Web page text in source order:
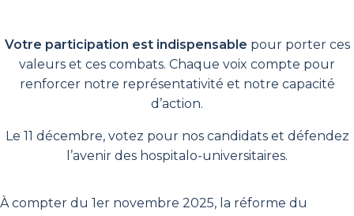
Votre participation est indispensable pour porter ces
valeurs et ces combats. Chaque voix compte pour
renforcer notre représentativité et notre capacité
d’action.
Le 11 décembre, votez pour nos candidats et défendez
l’avenir des hospitalo-universitaires.
À compter du 1er novembre 2025, la réforme du